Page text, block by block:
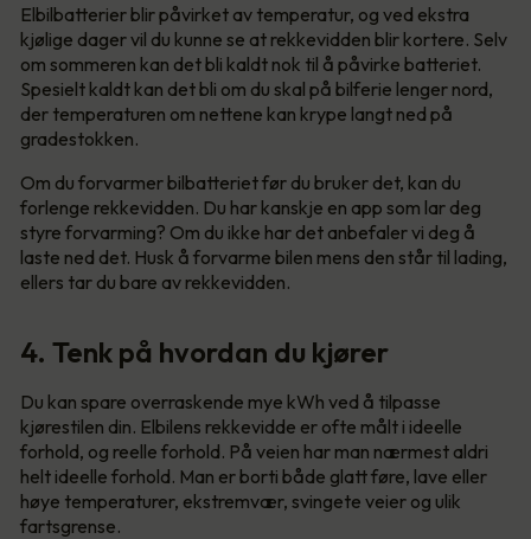
Elbilbatterier blir påvirket av temperatur, og ved ekstra
kjølige dager vil du kunne se at rekkevidden blir kortere. Selv
om sommeren kan det bli kaldt nok til å påvirke batteriet.
Spesielt kaldt kan det bli om du skal på bilferie lenger nord,
der temperaturen om nettene kan krype langt ned på
gradestokken.
Om du forvarmer bilbatteriet før du bruker det, kan du
forlenge rekkevidden. Du har kanskje en app som lar deg
styre forvarming? Om du ikke har det anbefaler vi deg å
laste ned det. Husk å forvarme bilen mens den står til lading,
ellers tar du bare av rekkevidden.
4. Tenk på hvordan du kjører
Du kan spare overraskende mye kWh ved å tilpasse
kjørestilen din. Elbilens rekkevidde er ofte målt i ideelle
forhold, og reelle forhold. På veien har man nærmest aldri
helt ideelle forhold. Man er borti både glatt føre, lave eller
høye temperaturer, ekstremvær, svingete veier og ulik
fartsgrense.